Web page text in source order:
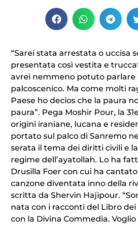
“Sarei stata arrestata o uccisa
presentata così vestita e
avrei nemmeno potuto parlare
palcoscenico. Ma come molti
Paese ho decios che la paura
paura”. Pega Moshir Pour, la
origini iraniane, lucana e
portato sul palco di Sanremo
serata il tema dei diritti civili e
regime dell’ayatollah. Lo ha
Drusilla Foer con cui ha
canzone diventata inno della
scritta da Shervin Hajipour.
nata con i racconti del Libro dei
con la Divina Commedia.